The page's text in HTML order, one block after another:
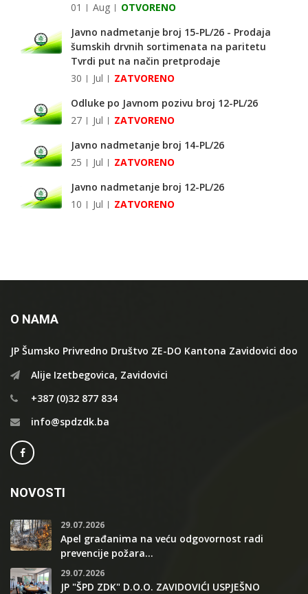
01
Aug
OTVORENO
Javno nadmetanje broj 15-PL/26 - Prodaja
šumskih drvnih sortimenata na paritetu
Tvrdi put na način pretprodaje
30
Jul
ZATVORENO
Odluke po Javnom pozivu broj 12-PL/26
27
Jul
ZATVORENO
Javno nadmetanje broj 14-PL/26
25
Jul
ZATVORENO
Javno nadmetanje broj 12-PL/26
10
Jul ZATVORENO
O NAMA
JP Šumsko Privredno Društvo ZE-DO Kantona Zavidovici doo
Alije Izetbegovica, Zavidovici
+387 (0)32 877 834
info@spdzdk.ba
NOVOSTI
29.07.2026
Apel građanima na veću odgovornost radi
prevencije požara...
29.07.2026
JP "ŠPD ZDK" D.O.O. ZAVIDOVIĆI USPJEŠNO